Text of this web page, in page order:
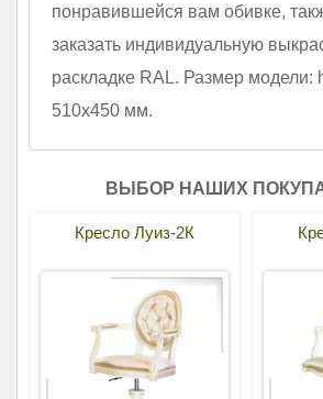
понравившейся вам обивке,
заказать индивидуальную
раскладке RAL. Размер модели:
510х450 мм.
ВЫБОР НАШИХ
Кресло Луиз-2К